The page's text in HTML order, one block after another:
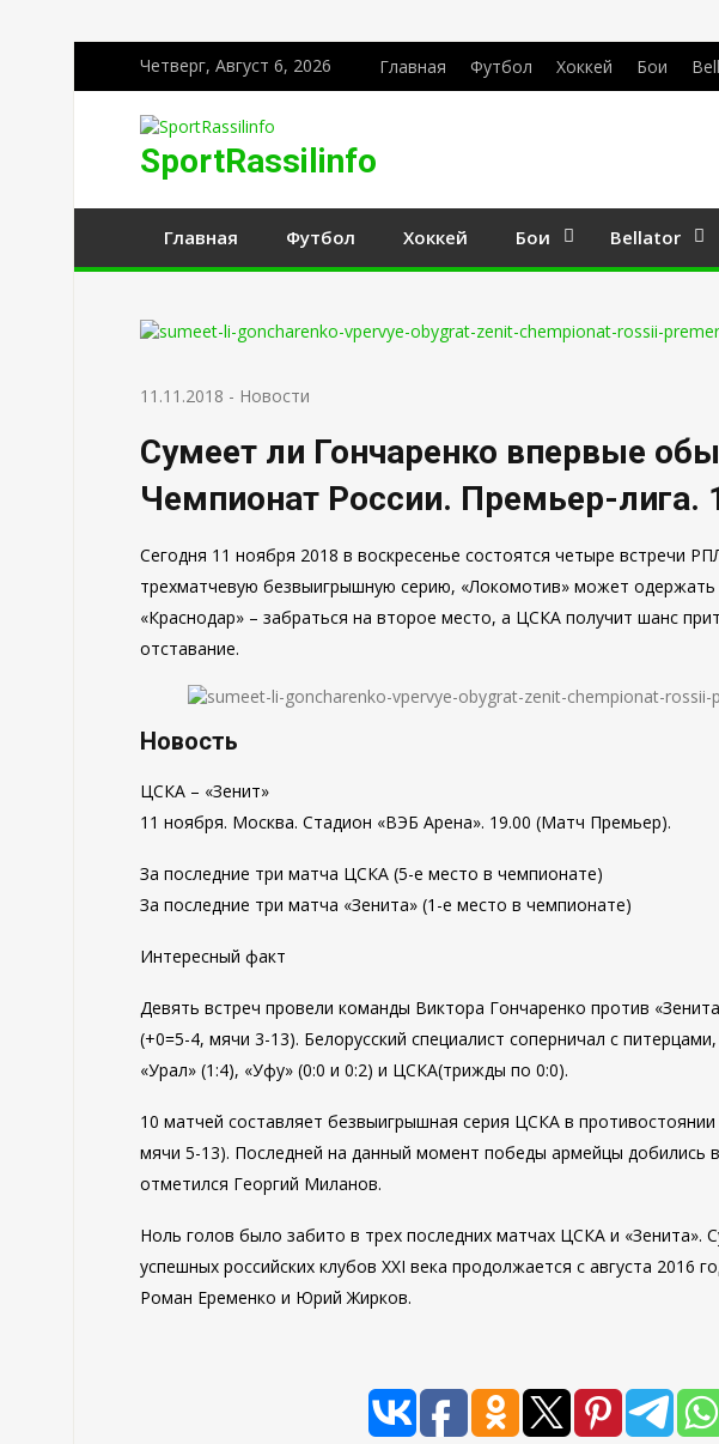
Четверг, Август 6, 2026 Главная Футбол Хоккей Бои
SportRassilinfo
Главная Футбол Хоккей Бои Bellator
11.11.2018 - Новости
Сумеет ли Гончаренко впервые
Чемпионат России. Премьер-лига.
Сегодня 11 ноября 2018 в воскресенье состоятся четыре встречи
трехматчевую безвыигрышную серию, «Локомотив» может
«Краснодар» – забраться на второе место, а ЦСКА получит шанс
отставание.
Новость
ЦСКА – «Зенит»
11 ноября. Москва. Стадион «ВЭБ Арена». 19.00 (Матч Премьер).
За последние три матча ЦСКА (5-е место в чемпионате)
За последние три матча «Зенита» (1-е место в чемпионате)
Интересный факт
Девять встреч провели команды Виктора Гончаренко против
(+0=5-4, мячи 3-13). Белорусский специалист соперничал с
«Урал» (1:4), «Уфу» (0:0 и 0:2) и ЦСКА(трижды по 0:0).
10 матчей составляет безвыигрышная серия ЦСКА в противостоянии
мячи 5-13). Последней на данный момент победы армейцы добились
отметился Георгий Миланов.
Ноль голов было забито в трех последних матчах ЦСКА и «Зенита».
успешных российских клубов XXI века продолжается с августа 2016
Роман Еременко и Юрий Жирков.